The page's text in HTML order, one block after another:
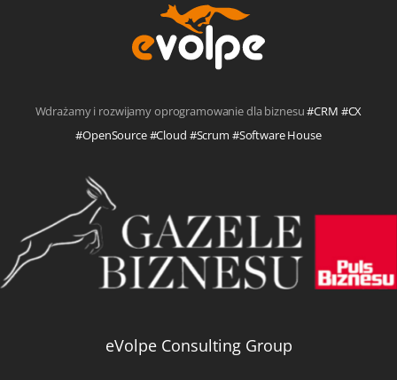
Wdrażamy i rozwijamy oprogramowanie dla biznesu#CRM #CX
#OpenSource #Cloud #Scrum #Software House
eVolpe Consulting Group